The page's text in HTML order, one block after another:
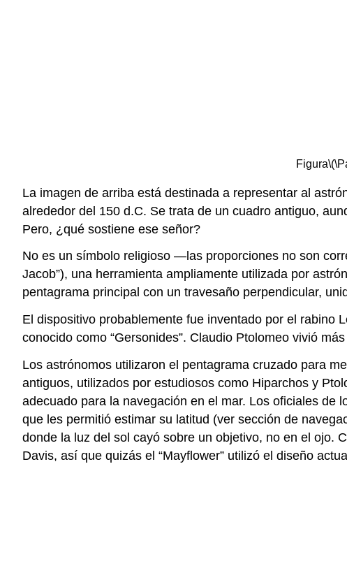
Figura
La imagen de arriba está destinada a representar al
alrededor del 150 d.C. Se trata de un cuadro antiguo,
Pero, ¿qué sostiene ese señor?
No es un símbolo religioso —las proporciones no son
Jacob”), una herramienta ampliamente utilizada por
pentagrama principal con un travesaño perpendicular,
El dispositivo probablemente fue inventado por el rabino
conocido como “Gersonides”. Claudio Ptolomeo vivió
Los astrónomos utilizaron el pentagrama cruzado para
antiguos, utilizados por estudiosos como Hiparchos y
adecuado para la navegación en el mar. Los oficiales de
que les permitió estimar su latitud (ver sección de
donde la luz del sol cayó sobre un objetivo, no en el ojo.
Davis, así que quizás el “Mayflower” utilizó el diseño